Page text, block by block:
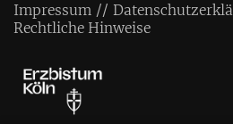
Impressum
Rechtliche Hinweise